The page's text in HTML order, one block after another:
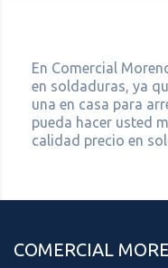
En Comercial
en soldaduras, ya
una en casa para
pueda hacer usted
calidad precio en
COMERCIAL